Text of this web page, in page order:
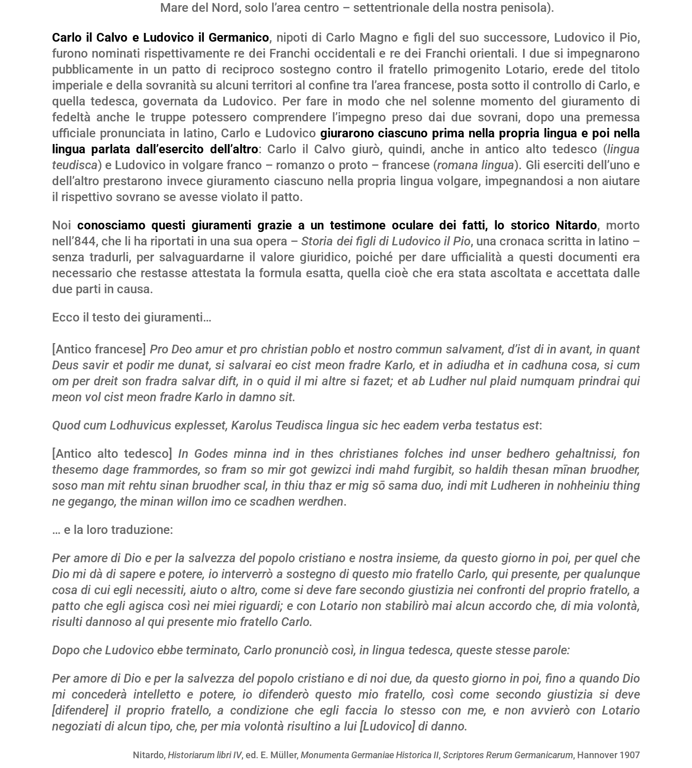
Mare del Nord, solo l’area centro – settentrionale della nostra penisola).
Carlo il Calvo e Ludovico il Germanico, nipoti di Carlo Magno e figli del suo successore, Ludovico il Pio,
furono nominati rispettivamente re dei Franchi occidentali e re dei Franchi orientali. I due si impegnarono
pubblicamente in un patto di reciproco sostegno contro il fratello primogenito Lotario, erede del titolo
imperiale e della sovranità su alcuni territori al confine tra l’area francese, posta sotto il controllo di Carlo, e
quella tedesca, governata da Ludovico. Per fare in modo che nel solenne momento del giuramento di
fedeltà anche le truppe potessero comprendere l’impegno preso dai due sovrani, dopo una premessa
ufficiale pronunciata in latino, Carlo e Ludovico giurarono ciascuno prima nella propria lingua e poi nella
lingua parlata dall’esercito dell’altro: Carlo il Calvo giurò, quindi, anche in antico alto tedesco (lingua
teudisca) e Ludovico in volgare franco – romanzo o proto – francese (romana lingua). Gli eserciti dell’uno e
dell’altro prestarono invece giuramento ciascuno nella propria lingua volgare, impegnandosi a non aiutare
il rispettivo sovrano se avesse violato il patto.
Noi conosciamo questi giuramenti grazie a un testimone oculare dei fatti, lo storico Nitardo, morto
nell’844, che li ha riportati in una sua opera –Storia dei figli di Ludovico il Pio, una cronaca scritta in latino –
senza tradurli, per salvaguardarne il valore giuridico, poiché per dare ufficialità a questi documenti era
necessario che restasse attestata la formula esatta, quella cioè che era stata ascoltata e accettata dalle
due parti in causa.
Ecco il testo dei giuramenti…
[Antico francese] Pro Deo amur et pro christian poblo et nostro commun salvament, d’ist di in avant, in quant
Deus savir et podir me dunat, si salvarai eo cist meon fradre Karlo, et in adiudha et in cadhuna cosa, si cum
om per dreit son fradra salvar dift, in o quid il mi altre si fazet; et ab Ludher nul plaid numquam prindrai qui
meon vol cist meon fradre Karlo in damno sit.
Quod cum Lodhuvicus explesset, Karolus Teudisca lingua sic hec eadem verba testatus est:
[Antico alto tedesco] In Godes minna ind in thes christianes folches ind unser bedhero gehaltnissi, fon
thesemo dage frammordes, so fram so mir got gewizci indi mahd furgibit, so haldih thesan mīnan bruodher,
soso man mit rehtu sinan bruodher scal, in thiu thaz er mig sō sama duo, indi mit Ludheren in nohheiniu thing
ne gegango, the minan willon imo ce scadhen werdhen.
… e la loro traduzione:
Per amore di Dio e per la salvezza del popolo cristiano e nostra insieme, da questo giorno in poi, per quel che
Dio mi dà di sapere e potere, io interverrò a sostegno di questo mio fratello Carlo, qui presente, per qualunque
cosa di cui egli necessiti, aiuto o altro, come si deve fare secondo giustizia nei confronti del proprio fratello, a
patto che egli agisca così nei miei riguardi; e con Lotario non stabilirò mai alcun accordo che, di mia volontà,
risulti dannoso al qui presente mio fratello Carlo.
Dopo che Ludovico ebbe terminato, Carlo pronunciò così, in lingua tedesca, queste stesse parole:
Per amore di Dio e per la salvezza del popolo cristiano e di noi due, da questo giorno in poi, fino a quando Dio
mi concederà intelletto e potere, io difenderò questo mio fratello, così come secondo giustizia si deve
[difendere] il proprio fratello, a condizione che egli faccia lo stesso con me, e non avvierò con Lotario
negoziati di alcun tipo, che, per mia volontà risultino a lui [Ludovico] di danno.
Nitardo,Historiarum libri IV, ed. E. Müller,Monumenta Germaniae Historica II,Scriptores Rerum Germanicarum, Hannover 1907